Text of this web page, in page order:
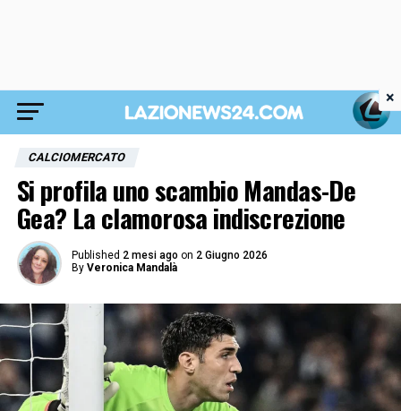
CALCIOMERCATO
Si profila uno scambio Mandas-De
Gea? La clamorosa indiscrezione
Published 2 mesi ago on 2 Giugno 2026
By Veronica Mandalà
×